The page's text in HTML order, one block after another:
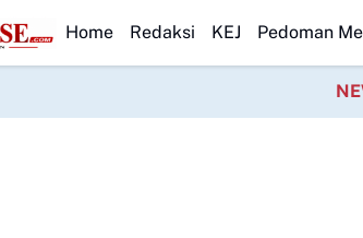
Guruh Periode 2026–2032 Resmi Dilantik,
Home Redaksi KEJ Pedoman